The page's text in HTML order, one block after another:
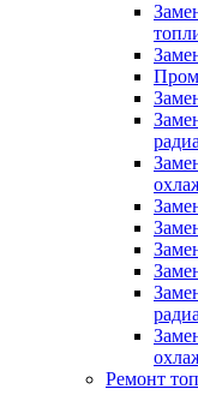
Ремонт